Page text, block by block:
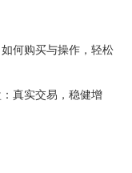
何购买与操作，轻松
真实交易，稳健增